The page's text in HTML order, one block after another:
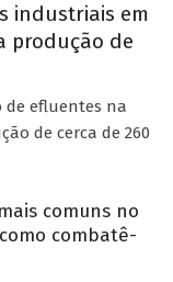
industriais em
produção de
de efluentes na
de cerca de 260
comuns no
combatê-